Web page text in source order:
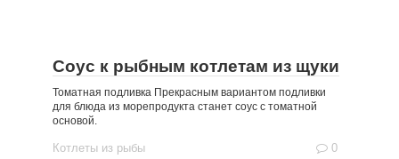
Соус к рыбным котлетам из щуки
Томатная подливка Прекрасным вариантом подливки
для блюда из морепродукта станет соус с томатной
основой.
Котлеты из рыбы 0